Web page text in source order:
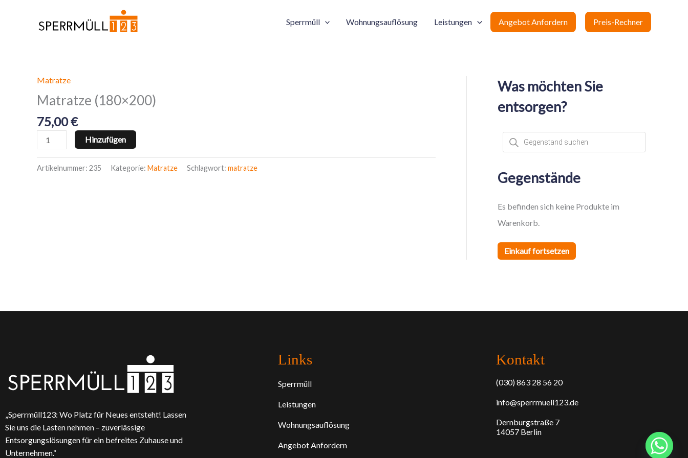
Sperrmüll Wohnungsauflösung Leistungen Angebot Anfordern Preis-Rechner
Matratze
Matratze (180×200)
75,00€
Matratze
(180x200)
Menge
Hinzufügen
Artikelnummer: 235 Kategorie: Matratze Schlagwort: matratze
Was möchten Sie
entsorgen?
P
d
c
t
e
a
r
c
Gegenstände
Es befinden sich keine Produkte im
Warenkorb.
Einkauf fortsetzen
„Sperrmüll123: Wo Platz für Neues entsteht! Lassen
Sie uns die Lasten nehmen – zuverlässige
Entsorgungslösungen für ein befreites Zuhause und
Unternehmen.“
Links
Sperrmüll
Leistungen
Wohnungsauflösung
Angebot Anfordern
Kontakt
(030) 863 28 56 20
info@sperrmuell123.de
Dernburgstraße 7
14057 Berlin